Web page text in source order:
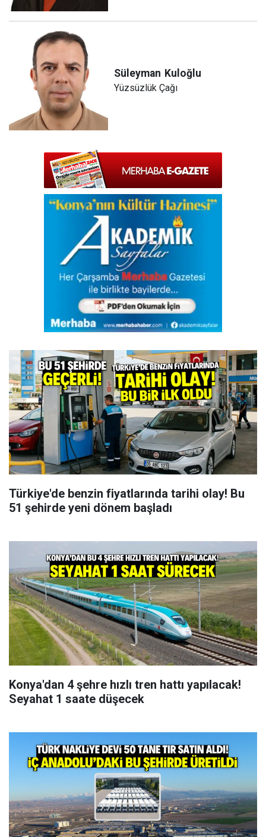
Süleyman Kuloğlu
Yüzsüzlük Çağı
Türkiye'de benzin fiyatlarında tarihi olay! Bu
51 şehirde yeni dönem başladı
Konya'dan 4 şehre hızlı tren hattı yapılacak!
Seyahat 1 saate düşecek